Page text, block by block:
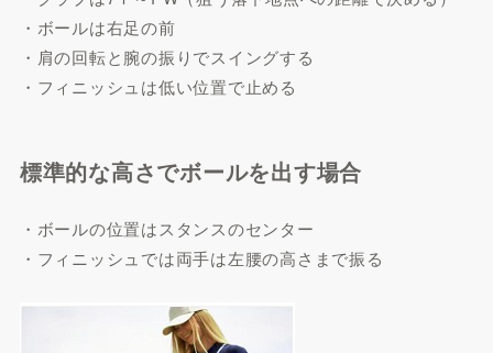
・ボールは右足の前
・肩の回転と腕の振りでスイングする
・フィニッシュは低い位置で止める
標準的な高さでボールを出す場合
・ボールの位置はスタンスのセンター
・フィニッシュでは両手は左腰の高さまで振る